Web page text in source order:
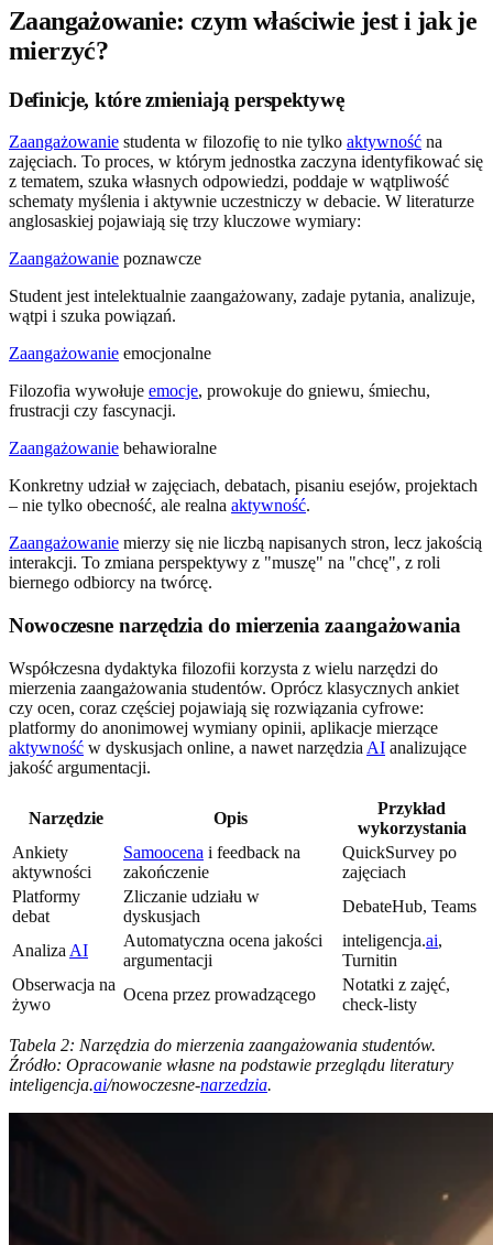
Zaangażowanie: czym właściwie jest i jak je
mierzyć?
Definicje, które zmieniają perspektywę
Zaangażowanie studenta w filozofię to nie tylko aktywność na
zajęciach. To proces, w którym jednostka zaczyna identyfikować się
z tematem, szuka własnych odpowiedzi, poddaje w wątpliwość
schematy myślenia i aktywnie uczestniczy w debacie. W literaturze
anglosaskiej pojawiają się trzy kluczowe wymiary:
Zaangażowanie poznawcze
Student jest intelektualnie zaangażowany, zadaje pytania, analizuje,
wątpi i szuka powiązań.
Zaangażowanie emocjonalne
Filozofia wywołuje emocje, prowokuje do gniewu, śmiechu,
frustracji czy fascynacji.
Zaangażowanie behawioralne
Konkretny udział w zajęciach, debatach, pisaniu esejów, projektach
– nie tylko obecność, ale realna aktywność.
Zaangażowanie mierzy się nie liczbą napisanych stron, lecz jakością
interakcji. To zmiana perspektywy z "muszę" na "chcę", z roli
biernego odbiorcy na twórcę.
Nowoczesne narzędzia do mierzenia zaangażowania
Współczesna dydaktyka filozofii korzysta z wielu narzędzi do
mierzenia zaangażowania studentów. Oprócz klasycznych ankiet
czy ocen, coraz częściej pojawiają się rozwiązania cyfrowe:
platformy do anonimowej wymiany opinii, aplikacje mierzące
aktywność w dyskusjach online, a nawet narzędzia AI analizujące
jakość argumentacji.
Narzędzie Opis
Przykład
wykorzystania
Ankiety
aktywności
Samoocena i feedback na
zakończenie
QuickSurvey po
zajęciach
Platformy
debat
Zliczanie udziału w
dyskusjach
DebateHub, Teams
Analiza AI
Automatyczna ocena jakości
argumentacji
inteligencja.ai,
Turnitin
Obserwacja na
żywo
Ocena przez prowadzącego
Notatki z zajęć,
check-listy
Tabela 2: Narzędzia do mierzenia zaangażowania studentów.
Źródło: Opracowanie własne na podstawie przeglądu literatury
inteligencja.ai/nowoczesne-narzedzia.